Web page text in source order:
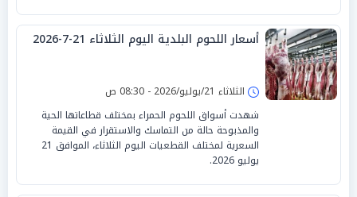
أسعار اللحوم البلدية اليوم الثلاثاء 21-7-2026
الثلاثاء 21/يوليو/2026 - 08:30 ص
شهدت أسواق اللحوم الحمراء بمختلف قطاعاتها الحية
والمذبوحة حالة من التماسك والاستقرار في القيمة
السعرية لمختلف القطعيات اليوم الثلاثاء، الموافق 21
يوليو 2026.